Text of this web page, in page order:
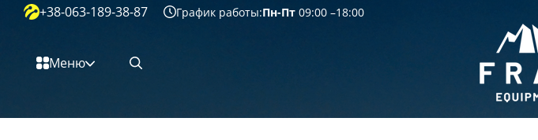
Перейти к основному контенту
+38-063-189-38-87 График работы:Пн-Пт 09:00 –18:00
Меню